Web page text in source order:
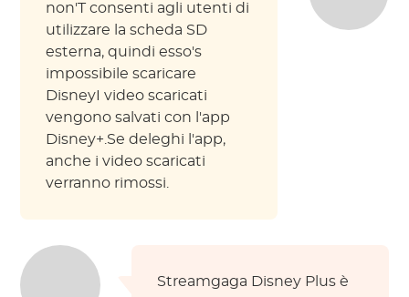
non'T consenti agli utenti di
utilizzare la scheda SD
esterna, quindi esso's
impossibile scaricare
DisneyI video scaricati
vengono salvati con l'app
Disney+.Se deleghi l'app,
anche i video scaricati
verranno rimossi.
Streamgaga Disney Plus è